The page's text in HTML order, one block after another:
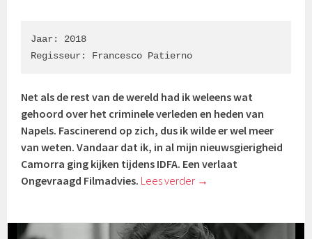
Jaar: 2018
Regisseur: Francesco Patierno
Net als de rest van de wereld had ik weleens wat
gehoord over het criminele verleden en heden van
Napels. Fascinerend op zich, dus ik wilde er wel meer
van weten. Vandaar dat ik, in al mijn nieuwsgierigheid
Camorra ging kijken tijdens IDFA. Een verlaat
Ongevraagd Filmadvies. Lees verder →